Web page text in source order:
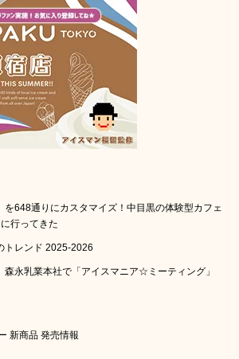
を648通りにカスタマイズ！中目黒の体験型カフェ
行ってきた
トレンド 2025-2026
森永乳業本社で「アイスマニア☆ミーティング」
新商品 発売情報